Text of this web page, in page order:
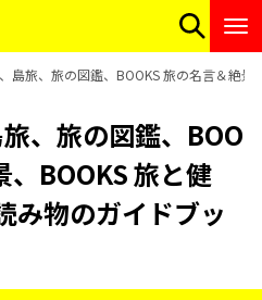
島旅、旅の図鑑、BOOKS 旅の名言＆絶
、旅の図鑑、BOO
、BOOKS 旅と健
み物のガイドブッ